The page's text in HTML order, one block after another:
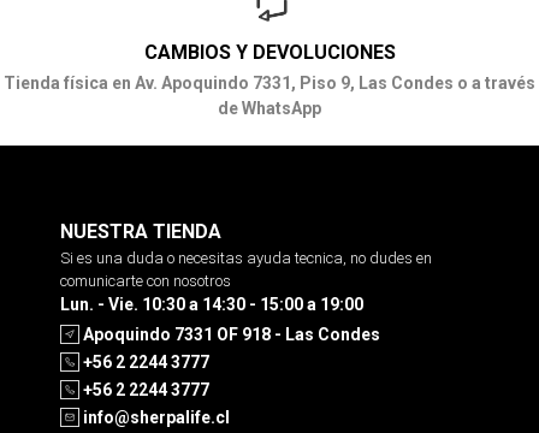
CAMBIOS Y DEVOLUCIONES
Tienda física en Av. Apoquindo 7331, Piso 9, Las Condes o a través
de WhatsApp
NUESTRA TIENDA
Si es una duda o necesitas ayuda tecnica, no dudes en
comunicarte con nosotros
Lun. - Vie. 10:30 a 14:30 - 15:00 a 19:00
Apoquindo 7331 OF 918 - Las Condes
+56 2 2244 3777
+56 2 2244 3777
info@sherpalife.cl